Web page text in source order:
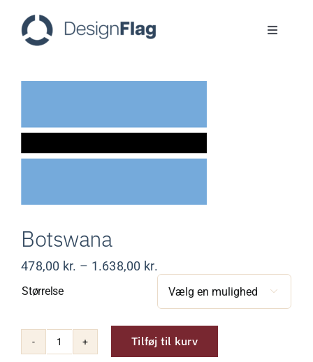
content
Toggle
Logoflag
ReFlag
Cases
ESG
Om os
Botswana
478,00 kr. – 1.638,00 kr.
478,00 kr.
1.638,00 kr.
Størrelse 
Tilføj til kurv